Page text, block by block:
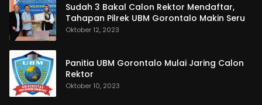
Sudah 3 Bakal Calon Rektor Mendaftar,
Tahapan Pilrek UBM Gorontalo Makin Seru
Oktober 12, 2023
Panitia UBM Gorontalo Mulai Jaring Calon
Rektor
Oktober 10, 2023